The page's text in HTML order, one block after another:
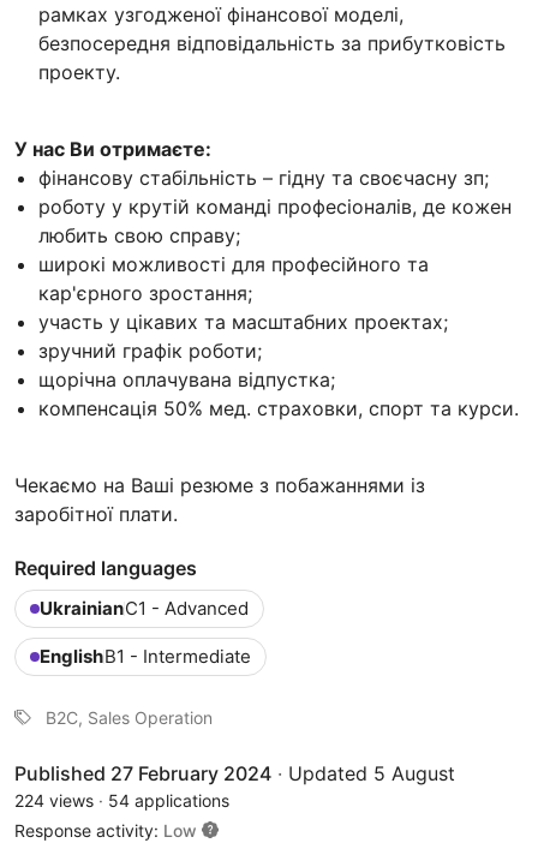
рамках узгодженої фінансової моделі,
безпосередня відповідальність за прибутковість
проекту.
У нас Ви отримаєте:
фінансову стабільність – гідну та своєчасну зп;
роботу у крутій команді професіоналів, де кожен
любить свою справу;
широкі можливості для професійного та
кар'єрного зростання;
участь у цікавих та масштабних проектах;
зручний графік роботи;
щорічна оплачувана відпустка;
компенсація 50% мед. страховки, спорт та курси.
Чекаємо на Ваші резюме з побажаннями із
заробітної плати.
Required languages
UkrainianC1 - Advanced
EnglishB1 - Intermediate
В2С, Sales Operation
Published 27 February 2024 · Updated 5 August
224 views · 54 applications
Response activity: Low